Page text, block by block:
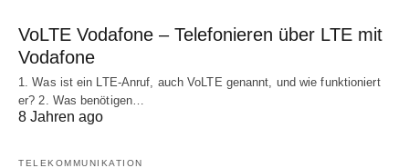
VoLTE Vodafone – Telefonieren über LTE mit
Vodafone
1. Was ist ein LTE-Anruf, auch VoLTE genannt, und wie funktioniert
er? 2. Was benötigen…
8 Jahren ago
TELEKOMMUNIKATION